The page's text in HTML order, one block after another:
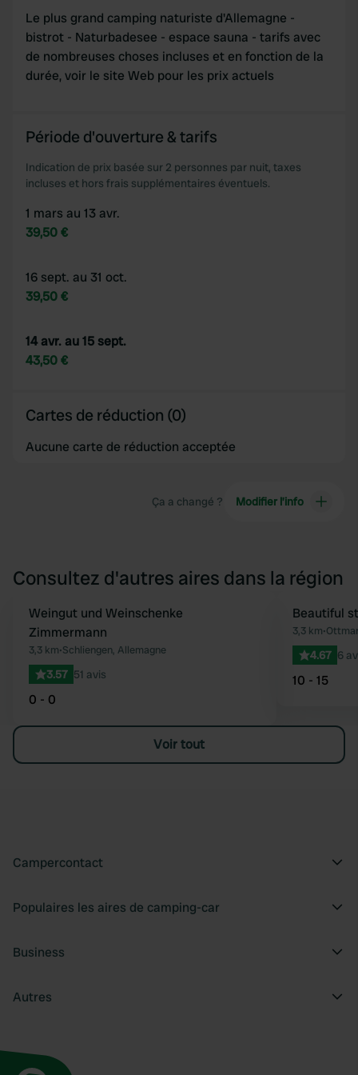
Le plus grand camping naturiste d'Allemagne -
bistrot - Naturbadesee - espace sauna - tarifs avec
de nombreuses choses incluses et en fonction de la
durée, voir le site Web pour les prix actuels
Période d'ouverture & tarifs
Indication de prix basée sur 2 personnes par nuit, taxes
incluses et hors frais supplémentaires éventuels.
1 mars au 13 avr.
39,50 €
16 sept. au 31 oct.
39,50 €
14 avr. au 15 sept.
43,50 €
Cartes de réduction (0)
Aucune carte de réduction acceptée
Ça a changé ? Modifier l’info
Consultez d'autres aires dans la région
Préféré
Weingut und Weinschenke
Zimmermann
3,3 km•Schliengen, Allemagne
3.57 51 avis
0 - 0
Reserve
Beautiful
3,3 km•
4.67 6
10 - 15
Voir tout
Campercontact
Populaires les aires de camping-car
Business
Autres